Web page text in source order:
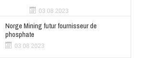
03 08 2023
Norge Mining futur fournisseur de
phosphate
03 08 2023